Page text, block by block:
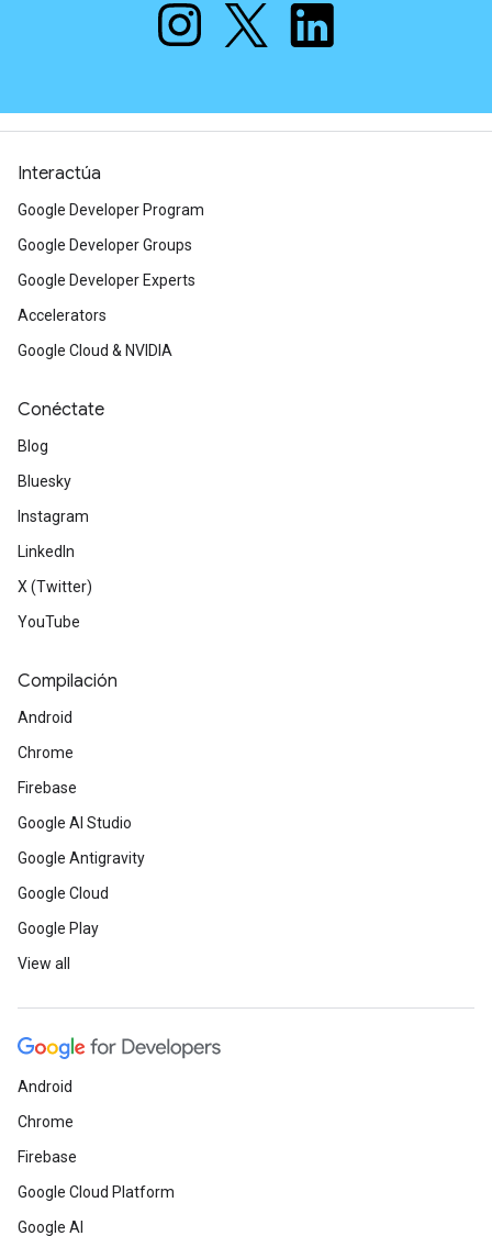
Interactúa
Google Developer Program
Google Developer Groups
Google Developer Experts
Accelerators
Google Cloud & NVIDIA
Conéctate
Blog
Bluesky
Instagram
LinkedIn
X (Twitter)
YouTube
Compilación
Android
Chrome
Firebase
Google AI Studio
Google Antigravity
Google Cloud
Google Play
View all
Android
Chrome
Firebase
Google Cloud Platform
Google AI